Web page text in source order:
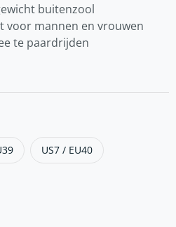
buitenzool
voor mannen en vrouwen
te paardrijden
US7 / EU40